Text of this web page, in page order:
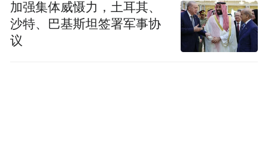
加强集体威慑力，土耳其、
沙特、巴基斯坦签署军事协
议